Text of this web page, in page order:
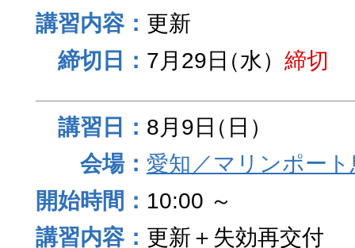
更新
7月29日（水） 締切
8月9日（日）
愛知／マリンポート
10:00 ～
更新＋失効再交付